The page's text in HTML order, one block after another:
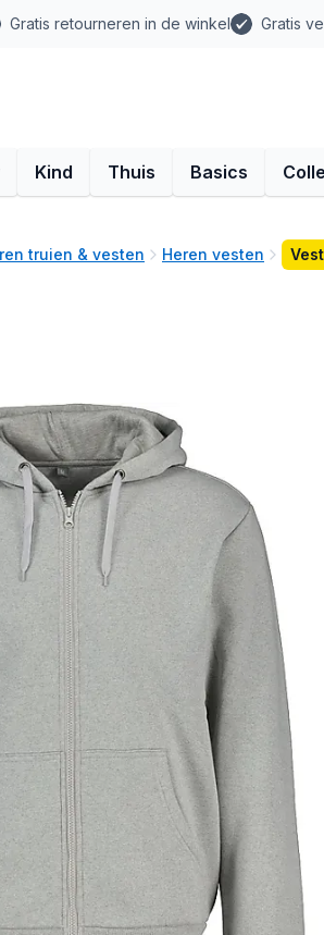
Gratis retourneren in de winkel Gratis
Kind Thuis Basics
truien & vesten Heren vesten